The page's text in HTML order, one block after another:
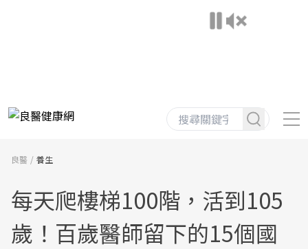
良醫 養生
每天爬樓梯100階，活到105
歲！百歲醫師留下的15個國